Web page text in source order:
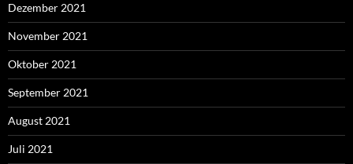
Dezember 2021
November 2021
Oktober 2021
September 2021
August 2021
Juli 2021